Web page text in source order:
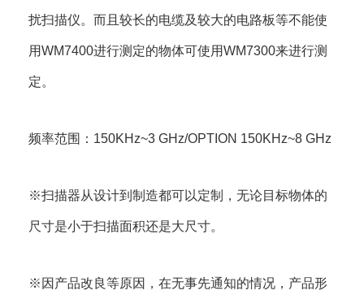
扰扫描仪。而且较长的电缆及较大的电路板等不能使
用WM7400进行测定的物体可使用WM7300来进行测
定。
频率范围：150KHz~3 GHz/OPTION 150KHz~8 GHz
※扫描器从设计到制造都可以定制，无论目标物体的
尺寸是小于扫描面积还是大尺寸。
※因产品改良等原因，在无事先通知的情况，产品形